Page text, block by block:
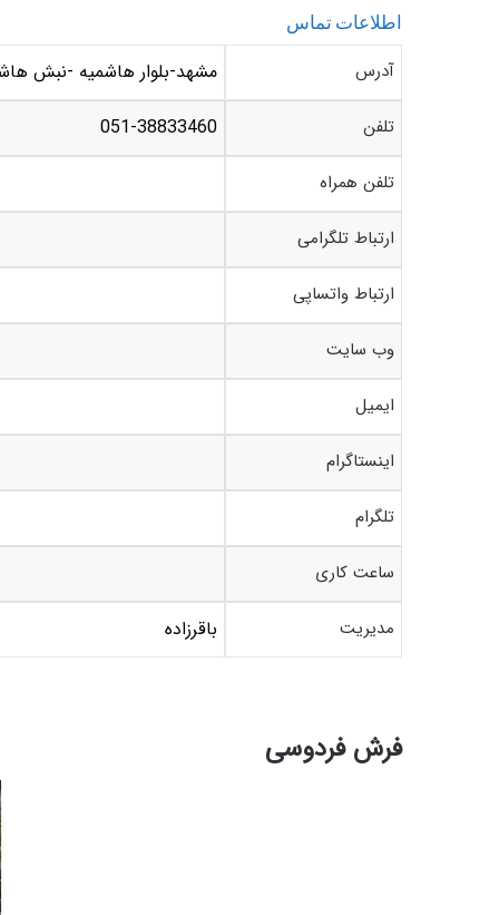
اطلاعات تماس
آدرس مشهد-بلوار هاشمیه -نبش هاشمیه 27 -فرش
تلفن 051-38833460
تلفن همراه
ارتباط تلگرامی
ارتباط واتساپی
وب سایت
ایمیل
اینستاگرام
تلگرام
ساعت کاری
مدیریت باقرزاده
فرش فردوسی